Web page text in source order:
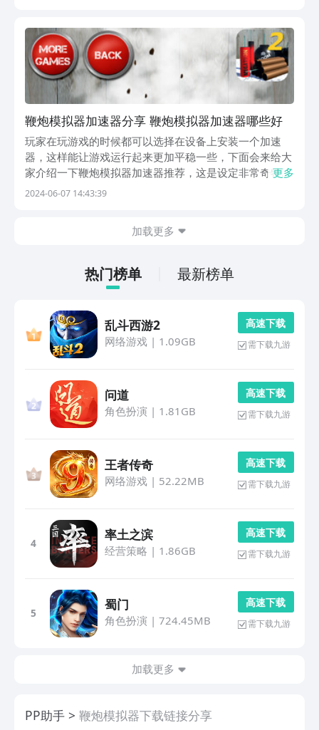
开...
鞭炮模拟器加速器分享 鞭炮模拟器加速器哪些好
玩家在玩游戏的时候都可以选择在设备上安装一个加速
器，这样能让游戏运行起来更加平稳一些，下面会来给大
家介绍一下鞭炮模拟器加速器推荐，这是设定非常奇特的
一个游戏，为了满足很多人喜欢放鞭炮的需求，游戏里会
更多
2024-06-07 14:43:39
加载更多
热门榜单 最新榜单
乱斗西游2
网络游戏| 1.09GB
高 速 下 载
需下载九游
问道
角色扮演 | 1.81GB
高 速 下 载
需下载九游
王者传奇
网络游戏| 52.22MB
高 速 下 载
需下载九游
4
率土之滨
经营策略 | 1.86GB
高 速 下 载
需下载九游
5
蜀门
角色扮演 | 724.45MB
高 速 下 载
需下载九游
加载更多
PP助手 鞭炮模拟器下载链接分享